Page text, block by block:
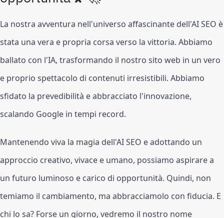
La nostra avventura nell'universo affascinante dell'AI SEO è
stata una vera e propria corsa verso la vittoria. Abbiamo
ballato con l'IA, trasformando il nostro sito web in un vero
e proprio spettacolo di contenuti irresistibili. Abbiamo
sfidato la prevedibilità e abbracciato l'innovazione,
scalando Google in tempi record.
Mantenendo viva la magia dell'AI SEO e adottando un
approccio creativo, vivace e umano, possiamo aspirare a
un futuro luminoso e carico di opportunità. Quindi, non
temiamo il cambiamento, ma abbracciamolo con fiducia. E
chi lo sa? Forse un giorno, vedremo il nostro nome